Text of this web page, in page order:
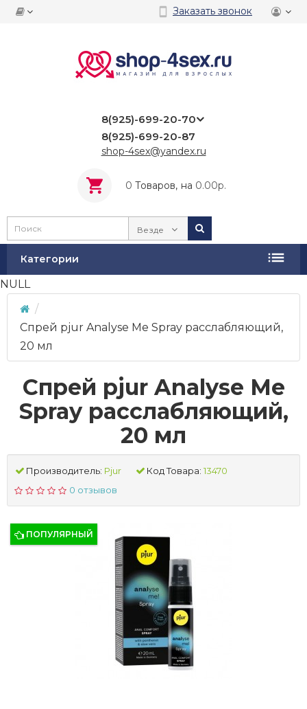
Заказать звонок
8(925)-699-20-70
8(925)-699-20-87
shop-4sex@yandex.ru
0 Tоваров, на 0.00р.
Везде
Категории
NULL
Спрей pjur Analyse Me Spray расслабляющий,
20 мл
Спрей pjur Analyse Me
Spray расслабляющий,
20 мл
Производитель: Pjur Код Товара: 13470
0 отзывов
ПОПУЛЯРНЫЙ